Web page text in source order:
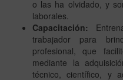
o las ha olvidado, y
laborales.
Capacitación:
trabajador para
profesional, que
mediante la
técnico, científico, y